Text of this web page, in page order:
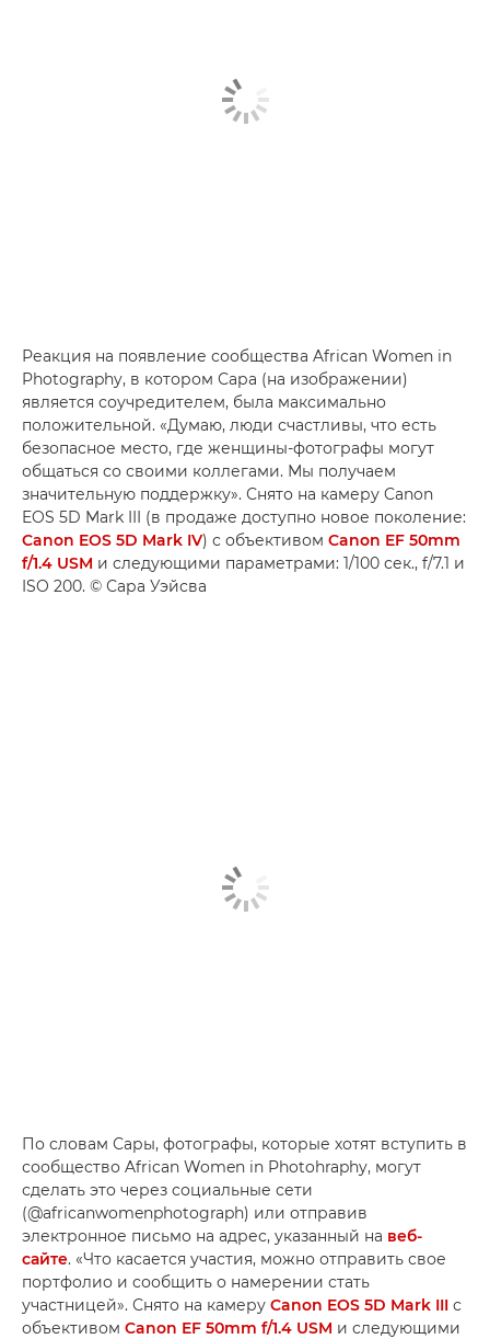
Реакция на появление сообщества African Women in
Photography, в котором Сара (на изображении)
является соучредителем, была максимально
положительной. «Думаю, люди счастливы, что есть
безопасное место, где женщины-фотографы могут
общаться со своими коллегами. Мы получаем
значительную поддержку». Снято на камеру Canon
EOS 5D Mark III (в продаже доступно новое поколение:
Canon EOS 5D Mark IV) с объективом Canon EF 50mm
f/1.4 USM и следующими параметрами: 1/100 сек., f/7.1 и
ISO 200. © Сара Уэйсва
По словам Сары, фотографы, которые хотят вступить в
сообщество African Women in Photohraphy, могут
сделать это через социальные сети
(@africanwomenphotograph) или отправив
электронное письмо на адрес, указанный на веб-
сайте. «Что касается участия, можно отправить свое
портфолио и сообщить о намерении стать
участницей». Снято на камеру Canon EOS 5D Mark III с
объективом Canon EF 50mm f/1.4 USM и следующими